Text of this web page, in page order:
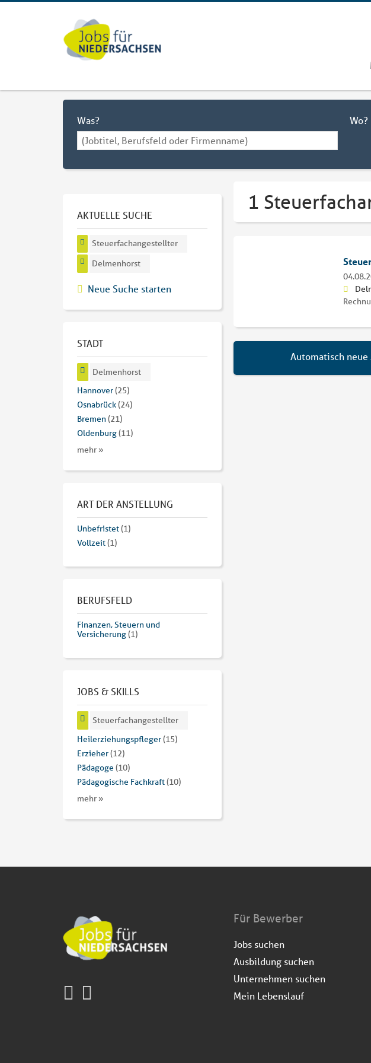
Was? Wo?
1
Automatisch neue
AKTUELLE SUCHE
Steuerfachangestellter
Delmenhorst
Neue Suche starten
STADT
Delmenhorst
Hannover(25)
Osnabrück(24)
Bremen(21)
Oldenburg(11)
mehr »
ART DER ANSTELLUNG
Unbefristet(1)
Vollzeit(1)
BERUFSFELD
Finanzen, Steuern und
Versicherung(1)
JOBS & SKILLS
Steuerfachangestellter
Heilerziehungspfleger(15)
Erzieher(12)
Pädagoge (10)
Pädagogische Fachkraft(10)
mehr »
Für Bewerber
Jobs suchen
Ausbildung suchen
Unternehmen suchen
Mein Lebenslauf